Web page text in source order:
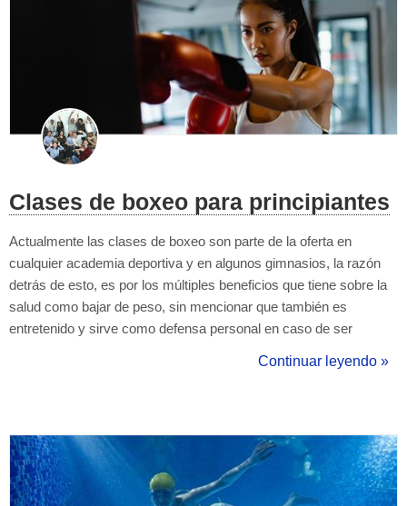
Clases de boxeo para principiantes
Actualmente las clases de boxeo son parte de la oferta en
cualquier academia deportiva y en algunos gimnasios, la razón
detrás de esto, es por los múltiples beneficios que tiene sobre la
salud como bajar de peso, sin mencionar que también es
entretenido y sirve como defensa personal en caso de ser
también sirve para defensa personal, es por ello que actualmente
Continuar leyendo »